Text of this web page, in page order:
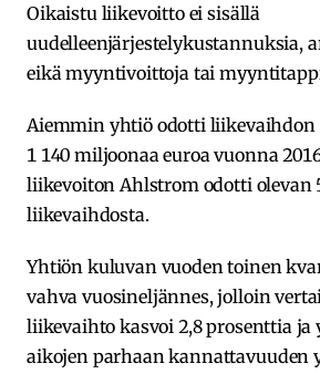
Oikaistu liikevoitto ei sisällä
uudelleenjärjestelykustannuksia,
eikä myyntivoittoja tai
Aiemmin yhtiö odotti liikevaihdon
1 140 miljoonaa euroa vuonna
liikevoiton Ahlstrom odotti olevan
liikevaihdosta.
Yhtiön kuluvan vuoden toinen
vahva vuosineljännes, jolloin
liikevaihto kasvoi 2,8 prosenttia
aikojen parhaan kannattavuuden